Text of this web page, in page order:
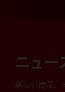
ニュー
新しい商品、